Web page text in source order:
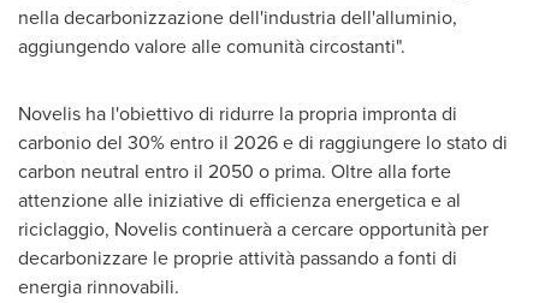
nella decarbonizzazione dell'industria dell'alluminio,
aggiungendo valore alle comunità circostanti".
Novelis ha l'obiettivo di ridurre la propria impronta di
carbonio del 30% entro il 2026 e di raggiungere lo stato di
carbon neutral entro il 2050 o prima. Oltre alla forte
attenzione alle iniziative di efficienza energetica e al
riciclaggio, Novelis continuerà a cercare opportunità per
decarbonizzare le proprie attività passando a fonti di
energia rinnovabili.